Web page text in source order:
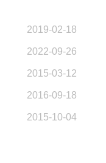
2019-02-18
2022-09-26
2015-03-12
2016-09-18
2015-10-04